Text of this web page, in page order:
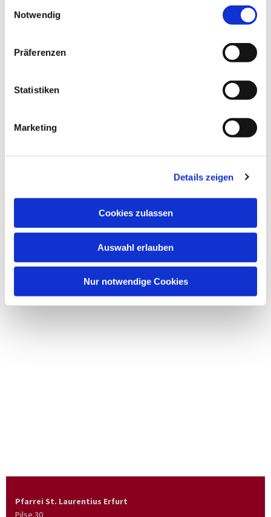
Notwendig
Präferenzen
Statistiken
Marketing
Details zeigen
Cookies zulassen
Auswahl erlauben
Nur notwendige Cookies
Dies könnte Sie auch
Pfarrei St. Laurentius Erfurt
Pilse 30